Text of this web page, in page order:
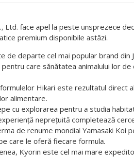
Ltd. face apel la peste unsprezece
premium disponibile astăzi.
de departe cel mai popular brand din
pentru care sănătatea animalului lor
Hikari este rezultatul direct
alimentare.
cu explorarea pentru a studia
neprețuită completează
de renume mondial Yamasaki
care le oferă fiecare formula.
Kyorin este cel mai mare